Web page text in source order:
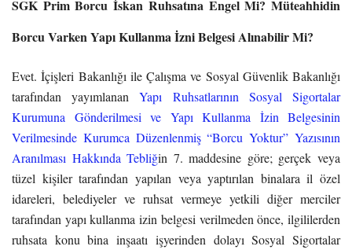
SGK Prim Borcu İskan Ruhsatına Engel Mi? Müteahhidin
Borcu Varken Yapı Kullanma İzni Belgesi Alınabilir Mi?
Evet. İçişleri Bakanlığı ile Çalışma ve Sosyal Güvenlik Bakanlığı
tarafından yayımlananYapı Ruhsatlarının Sosyal Sigortalar
Kurumuna Gönderilmesi ve Yapı Kullanma İzin Belgesinin
Verilmesinde Kurumca Düzenlenmiş “Borcu Yoktur” Yazısının
Aranılması Hakkında Tebliğin 7. maddesine göre; gerçek veya
tüzel kişiler tarafından yapılan veya yaptırılan binalara il özel
idareleri, belediyeler ve ruhsat vermeye yetkili diğer merciler
tarafından yapı kullanma izin belgesi verilmeden önce, ilgililerden
ruhsata konu bina inşaatı işyerinden dolayı Sosyal Sigortalar